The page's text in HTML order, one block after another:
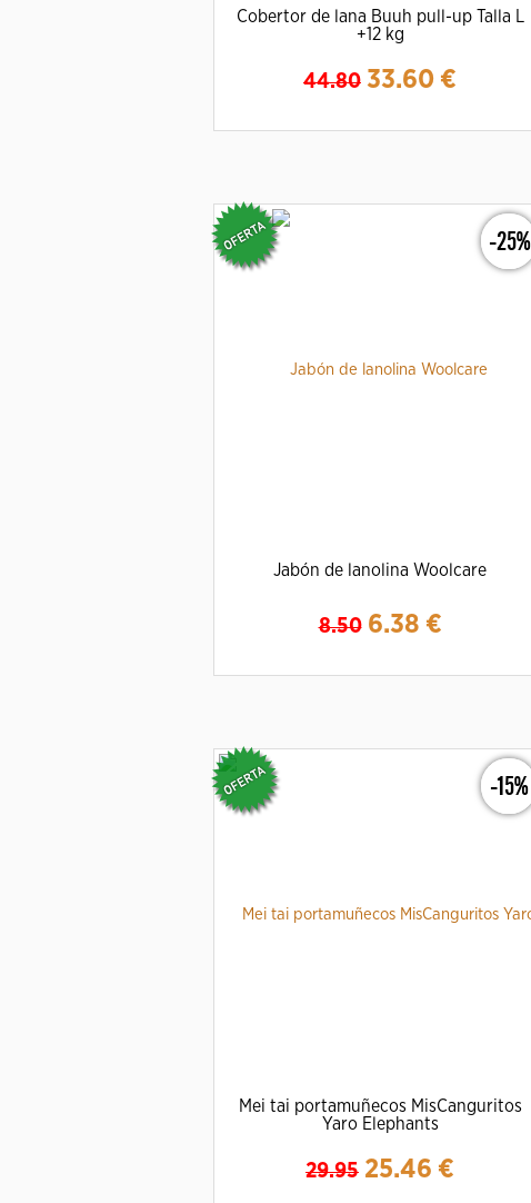
Cobertor de lana Buuh pull-up Talla L
+12 kg
44.80 33.60 €
-25%
Jabón de lanolina Woolcare
8.50 6.38 €
-15%
Mei tai portamuñecos MisCanguritos
Yaro Elephants
29.95 25.46 €